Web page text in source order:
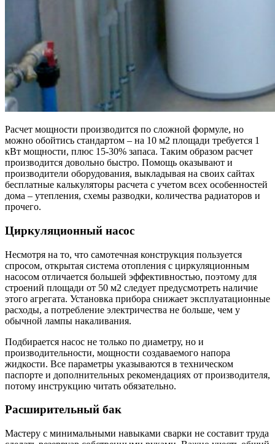
Расчет мощности производится по сложной формуле, но
можно обойтись стандартом – на 10 м2 площади требуется 1
кВт мощности, плюс 15-30% запаса. Таким образом расчет
производится довольно быстро. Помощь оказывают и
производители оборудования, выкладывая на своих сайтах
бесплатные калькуляторы расчета с учетом всех особенностей
дома – утепления, схемы разводки, количества радиаторов и
прочего.
Циркуляционный насос
Несмотря на то, что самотечная конструкция пользуется
спросом, открытая система отопления с циркуляционным
насосом отличается большей эффективностью, поэтому для
строений площади от 50 м2 следует предусмотреть наличие
этого агрегата. Установка прибора снижает эксплуатационные
расходы, а потребление электричества не больше, чем у
обычной лампы накаливания.
Подбирается насос не только по диаметру, но и
производительности, мощности создаваемого напора
жидкости. Все параметры указываются в техническом
паспорте и дополнительных рекомендациях от производителя,
потому инструкцию читать обязательно.
Расширительный бак
Мастеру с минимальными навыками сварки не составит труда